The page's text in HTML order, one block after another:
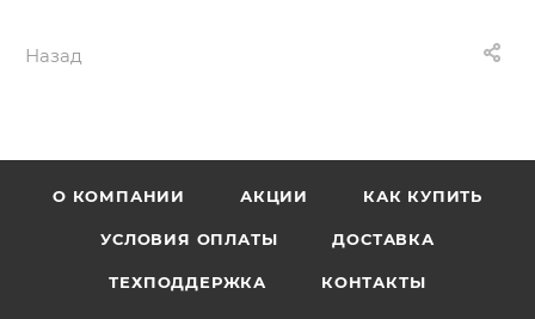
Назад
О КОМПАНИИ АКЦИИ КАК КУПИТЬ
УСЛОВИЯ ОПЛАТЫ ДОСТАВКА
ТЕХПОДДЕРЖКА КОНТАКТЫ